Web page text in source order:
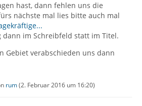
hast, dann fehlen uns die
nächste mal lies bitte auch mal
dann im Schreibfeld statt im Titel.
Gebiet verabschieden uns dann
rum(2. Februar 2016 um 16:20)